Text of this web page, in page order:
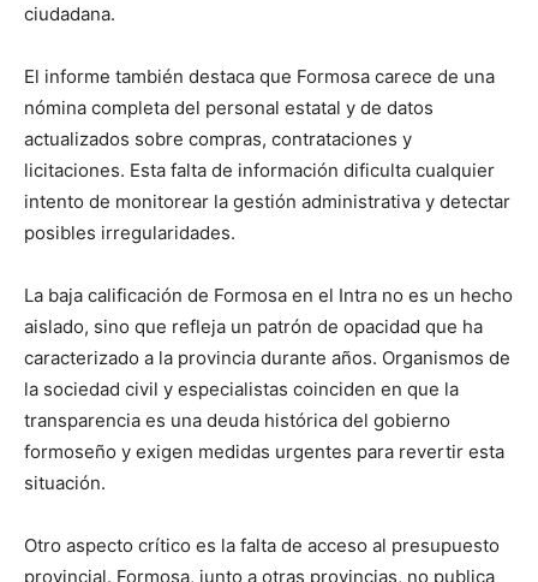
ciudadana.
El informe también destaca que Formosa carece de una
nómina completa del personal estatal y de datos
actualizados sobre compras, contrataciones y
licitaciones. Esta falta de información dificulta cualquier
intento de monitorear la gestión administrativa y detectar
posibles irregularidades.
La baja calificación de Formosa en el Intra no es un hecho
aislado, sino que refleja un patrón de opacidad que ha
caracterizado a la provincia durante años. Organismos de
la sociedad civil y especialistas coinciden en que la
transparencia es una deuda histórica del gobierno
formoseño y exigen medidas urgentes para revertir esta
situación.
Otro aspecto crítico es la falta de acceso al presupuesto
provincial. Formosa, junto a otras provincias, no publica